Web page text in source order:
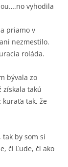
vyhodila
priamo v
nezmestilo.
roláda.
bývala zo
získala takú
tak, že
tak by som si
či Ľude, či ako